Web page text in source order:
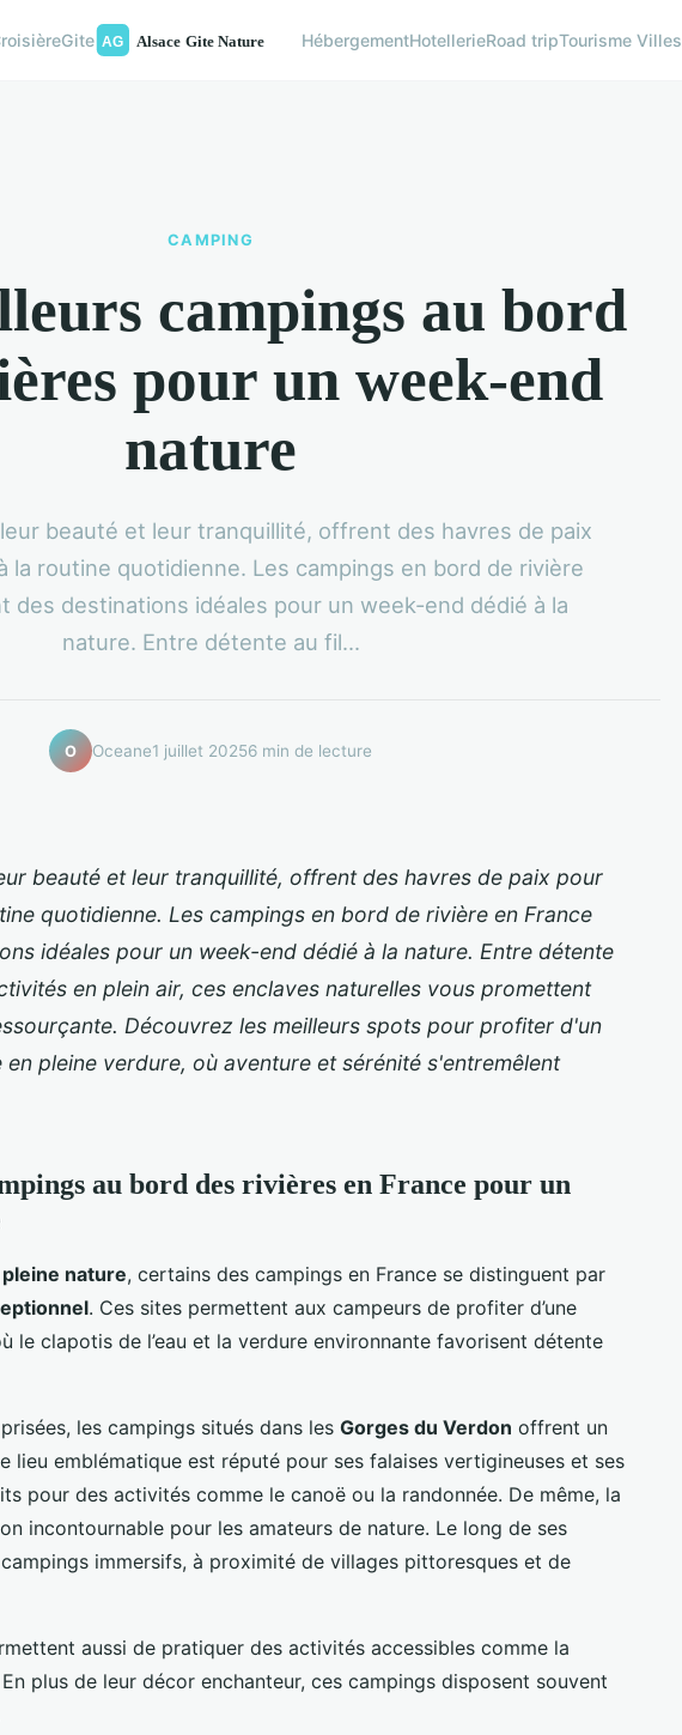
Gite HébergementHotellerieRoad tripTourisme Villes
CAMPING
campings au bord
pour un week-end
nature
beauté et leur tranquillité, offrent des havres de paix
la routine quotidienne. Les campings en bord de rivière
des destinations idéales pour un week-end dédié à la
nature. Entre détente au fil...
O Oceane1 juillet 20256 min de lecture
beauté et leur tranquillité, offrent des havres de paix pour
quotidienne. Les campings en bord de rivière en France
idéales pour un week-end dédié à la nature. Entre détente
en plein air, ces enclaves naturelles vous promettent
Découvrez les meilleurs spots pour profiter d'un
en pleine verdure, où aventure et sérénité s'entremêlent
au bord des rivières en France pour un
nature, certains des campings en France se distinguent par
. Ces sites permettent aux campeurs de profiter d’une
le clapotis de l’eau et la verdure environnante favorisent détente
les campings situés dans les Gorges du Verdon offrent un
lieu emblématique est réputé pour ses falaises vertigineuses et ses
pour des activités comme le canoë ou la randonnée. De même, la
incontournable pour les amateurs de nature. Le long de ses
immersifs, à proximité de villages pittoresques et de
aussi de pratiquer des activités accessibles comme la
plus de leur décor enchanteur, ces campings disposent souvent